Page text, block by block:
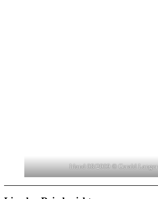
Irland 08/2009 © Gerald Langer